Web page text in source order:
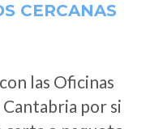
CERCANAS
las Oficinas
por si